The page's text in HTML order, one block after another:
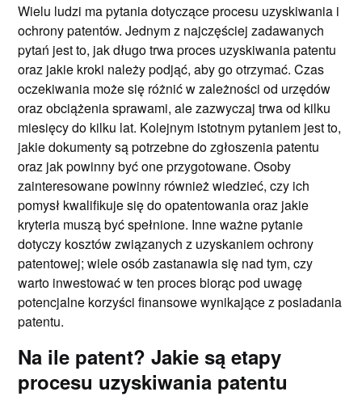
Wielu ludzi ma pytania dotyczące procesu uzyskiwania i
ochrony patentów. Jednym z najczęściej zadawanych
pytań jest to, jak długo trwa proces uzyskiwania patentu
oraz jakie kroki należy podjąć, aby go otrzymać. Czas
oczekiwania może się różnić w zależności od urzędów
oraz obciążenia sprawami, ale zazwyczaj trwa od kilku
miesięcy do kilku lat. Kolejnym istotnym pytaniem jest to,
jakie dokumenty są potrzebne do zgłoszenia patentu
oraz jak powinny być one przygotowane. Osoby
zainteresowane powinny również wiedzieć, czy ich
pomysł kwalifikuje się do opatentowania oraz jakie
kryteria muszą być spełnione. Inne ważne pytanie
dotyczy kosztów związanych z uzyskaniem ochrony
patentowej; wiele osób zastanawia się nad tym, czy
warto inwestować w ten proces biorąc pod uwagę
potencjalne korzyści finansowe wynikające z posiadania
patentu.
Na ile patent? Jakie są etapy
procesu uzyskiwania patentu